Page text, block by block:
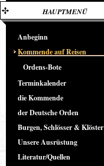
HAUPTMENÜ
Anbeginn
Kommende auf Reisen
Ordens-Bote
Terminkalender
die Kommende
der Deutsche Orden
Burgen, Schlösser & Klöster
Unsere Ausrüstung
Literatur/Quellen